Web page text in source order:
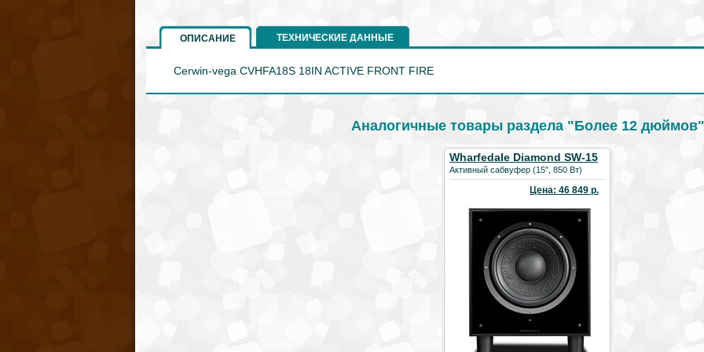
ОПИСАНИЕ ТЕХНИЧЕСКИЕ ДАННЫЕ
Cerwin-vega CVHFA18S 18IN ACTIVE FRONT FIRE
Аналогичные товары раздела "Более 12 дюймов"
Wharfedale Diamond SW-15
Активный сабвуфер (15", 850 Вт)
Цена: 46 849 р.